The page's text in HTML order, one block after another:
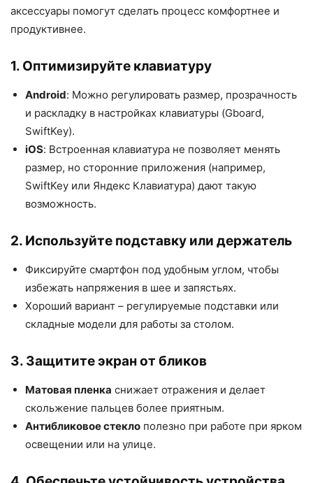
аксессуары помогут сделать процесс комфортнее и
продуктивнее.
1. Оптимизируйте клавиатуру
Android: Можно регулировать размер, прозрачность
и раскладку в настройках клавиатуры (Gboard,
SwiftKey).
iOS: Встроенная клавиатура не позволяет менять
размер, но сторонние приложения (например,
SwiftKey или Яндекс Клавиатура) дают такую
возможность.
2. Используйте подставку или держатель
Фиксируйте смартфон под удобным углом, чтобы
избежать напряжения в шее и запястьях.
Хороший вариант – регулируемые подставки или
складные модели для работы за столом.
3. Защитите экран от бликов
Матовая пленка снижает отражения и делает
скольжение пальцев более приятным.
Антибликовое стекло полезно при работе при ярком
освещении или на улице.